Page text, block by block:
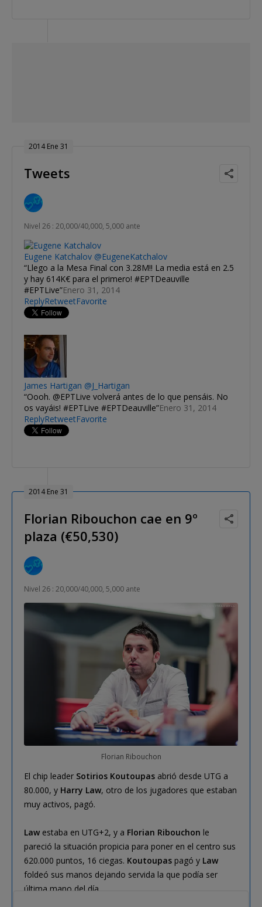
2014 Ene 31
Tweets
Nivel 26 : 20,000/40,000, 5,000 ante
Eugene Katchalov @EugeneKatchalov
Llego a la Mesa Final con 3.28M!! La media está en 2.5
y hay 614K€ para el primero! #EPTDeauville
#EPTLive Enero 31, 2014
ReplyRetweetFavorite
James Hartigan @J_Hartigan
Oooh. @EPTLive volverá antes de lo que pensáis. No
os vayáis! #EPTLive #EPTDeauville Enero 31, 2014
ReplyRetweetFavorite
2014 Ene 31
Florian Ribouchon cae en 9º
plaza (€50,530)
Nivel 26 : 20,000/40,000, 5,000 ante
Florian Ribouchon
El chip leader Sotirios Koutoupas abrió desde UTG a
80.000, y Harry Law, otro de los jugadores que estaban
muy activos, pagó.
Law estaba en UTG+2, y a Florian Ribouchon le
pareció la situación propicia para poner en el centro sus
620.000 puntos, 16 ciegas. Koutoupas pagó y Law
foldeó sus manos dejando servida la que podía ser
última mano del día.